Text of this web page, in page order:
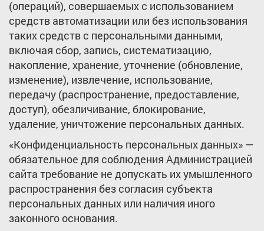
(операций), совершаемых с использованием
средств автоматизации или без использования
таких средств с персональными данными,
включая сбор, запись, систематизацию,
накопление, хранение, уточнение (обновление,
изменение), извлечение, использование,
передачу (распространение, предоставление,
доступ), обезличивание, блокирование,
удаление, уничтожение персональных данных.
«Конфиденциальность персональных данных» —
обязательное для соблюдения Администрацией
сайта требование не допускать их умышленного
распространения без согласия субъекта
персональных данных или наличия иного
законного основания.